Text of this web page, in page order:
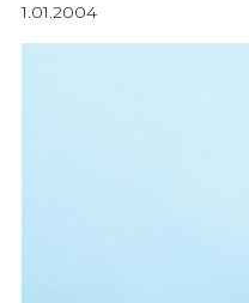
1.01.2004